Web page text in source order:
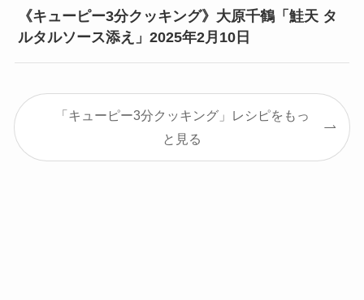
《キューピー3分クッキング》大原千鶴「鮭天 タ
ルタルソース添え」2025年2月10日
「キューピー3分クッキング」レシピをもっ
と見る